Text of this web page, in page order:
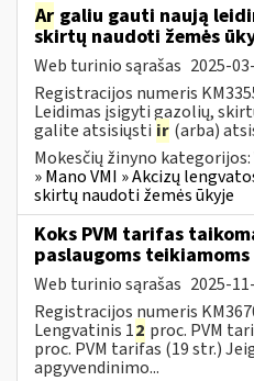
Ar galiu gauti naują
skirtų naudoti žemės
Web turinio sąrašas 2025-
Registracijos numeris
Leidimas įsigyti gazolių,
galite atsisiųsti ir (arba)
Mokesčių žinyno kategorijos:
» Mano VMI » Akcizų
skirtų naudoti žemės ūkyje
Koks PVM tarifas
paslaugoms
Web turinio sąrašas 2025-
Registracijos numeris
Lengvatinis 12 proc. PVM
proc. PVM tarifas (19 str.)
apgyvendinimo...